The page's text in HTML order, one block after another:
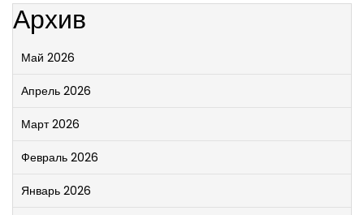
Архив
Май 2026
Апрель 2026
Март 2026
Февраль 2026
Январь 2026